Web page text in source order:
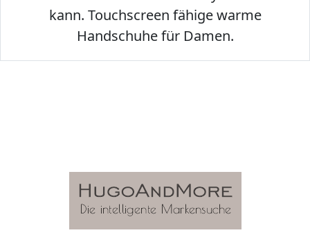
kann. Touchscreen fähige warme
Handschuhe für Damen.